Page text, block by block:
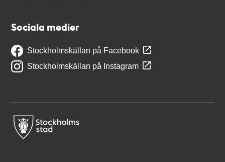
Sociala medier
Stockholmskällan på Facebook
Stockholmskällan på Instagram